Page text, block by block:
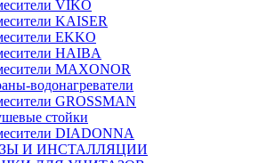
VIKO
KAISER
EKKO
HAIBA
MAXONOR
водонагреватели
GROSSMAN
стойки
DIADONNA
И ИНСТАЛЛЯЦИИ